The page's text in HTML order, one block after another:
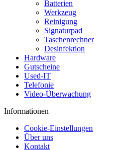
Batterien
Werkzeug
Reinigung
Signaturpad
Taschenrechner
Desinfektion
Hardware
Gutscheine
Used-IT
Telefonie
Video-Überwachung
Informationen
Cookie-Einstellungen
Über uns
Kontakt